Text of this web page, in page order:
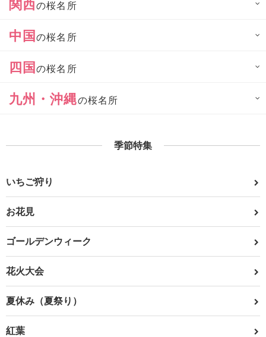
関西の桜名所
中国の桜名所
四国の桜名所
九州・沖縄の桜名所
季節特集
いちご狩り
お花見
ゴールデンウィーク
花火大会
夏休み（夏祭り）
紅葉